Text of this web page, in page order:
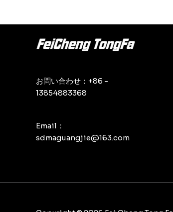
お問い合わせ：+86 -
13854883368
Email：
sdmaguangjie@163.com